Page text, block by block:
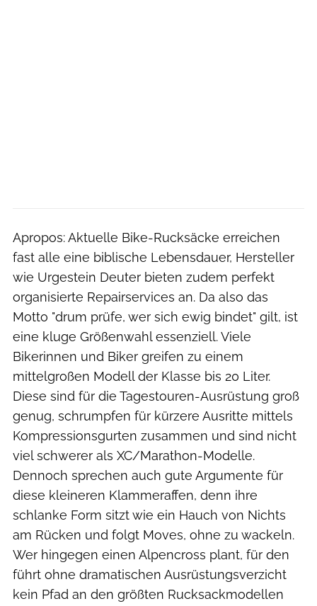
Apropos: Aktuelle Bike-Rucksäcke erreichen
fast alle eine biblische Lebensdauer, Hersteller
wie Urgestein Deuter bieten zudem perfekt
organisierte Repairservices an. Da also das
Motto "drum prüfe, wer sich ewig bindet" gilt, ist
eine kluge Größenwahl essenziell. Viele
Bikerinnen und Biker greifen zu einem
mittelgroßen Modell der Klasse bis 20 Liter.
Diese sind für die Tagestouren-Ausrüstung groß
genug, schrumpfen für kürzere Ausritte mittels
Kompressionsgurten zusammen und sind nicht
viel schwerer als XC/Marathon-Modelle.
Dennoch sprechen auch gute Argumente für
diese kleineren Klammeraffen, denn ihre
schlanke Form sitzt wie ein Hauch von Nichts
am Rücken und folgt Moves, ohne zu wackeln.
Wer hingegen einen Alpencross plant, für den
führt ohne dramatischen Ausrüstungsverzicht
kein Pfad an den größten Rucksackmodellen